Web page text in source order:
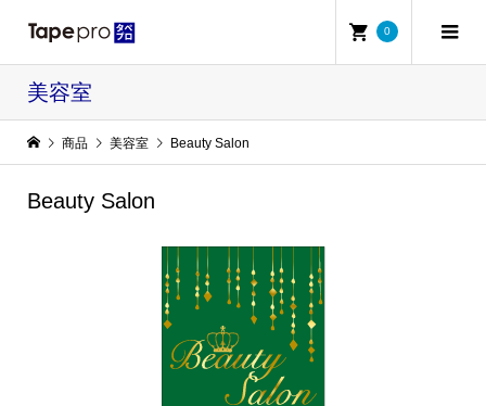
0
美容室
商品 美容室 Beauty Salon
Beauty Salon